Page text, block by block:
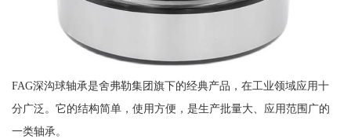
FAG深沟球轴承是舍弗勒集团旗下的经典产品，在工业领域应用十
分广泛。它的结构简单，使用方便，是生产批量大、应用范围广的
一类轴承。